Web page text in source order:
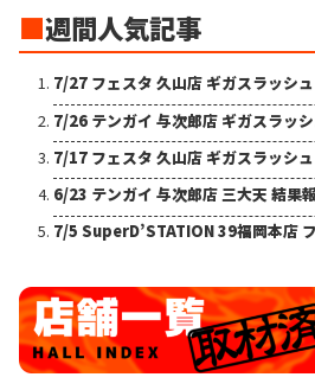
■週間人気記事
7/27 フェスタ 久山店 ギガスラッシ
7/26 テンガイ 与次郎店 ギガスラッ
7/17 フェスタ 久山店 ギガスラッシ
6/23 テンガイ 与次郎店 三大天 結果
7/5 SuperD’STATION 39福岡本店